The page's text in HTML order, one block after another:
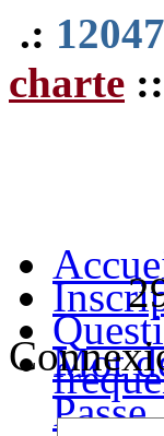
.:
charte ::
Mot
Passe